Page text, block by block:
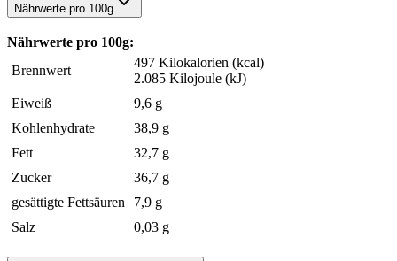
Nährwerte pro 100g
Nährwerte pro 100g:
Brennwert
497 Kilokalorien (kcal)
2.085 Kilojoule (kJ)
Eiweiß
9,6 g
Kohlenhydrate
38,9 g
Fett
32,7 g
Zucker
36,7 g
gesättigte Fettsäuren
7,9 g
Salz
0,03 g